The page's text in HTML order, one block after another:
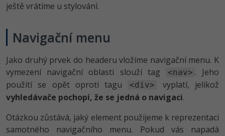
ještě vrátíme u stylování.
Navigační menu
Jako druhý prvek do headeru vložíme navigační menu. K
vymezení navigační oblasti slouží tag
<nav> . Jeho
použití se opět oproti tagu
<div>
vyplatí, jelikož
vyhledávače pochopí, že se jedná o navigaci.
Otázkou zůstává, jaký element použijeme k reprezentaci
samotného navigačního menu. Pokud vás napadá